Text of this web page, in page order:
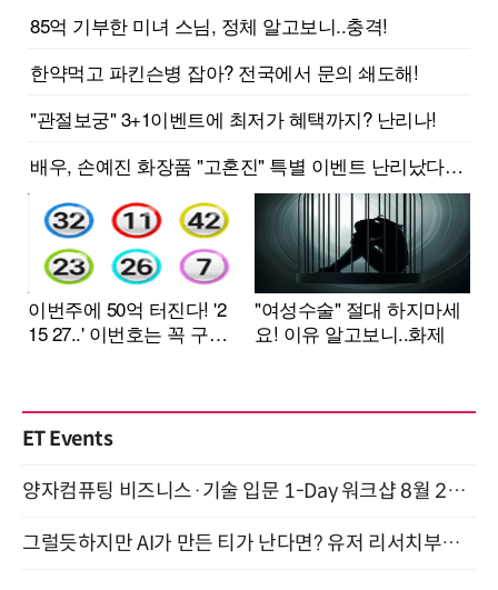
ET Events
양자컴퓨팅 비즈니스·기술 입문 1-Day 워크샵 8월 28일 개최
그럴듯하지만 AI가 만든 티가 난다면? 유저 리서치부터 배포까지! (9/15)